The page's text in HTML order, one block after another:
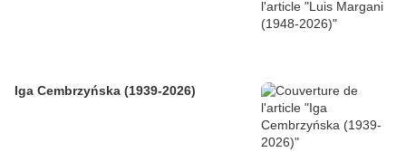
Iga Cembrzyńska (1939-2026)